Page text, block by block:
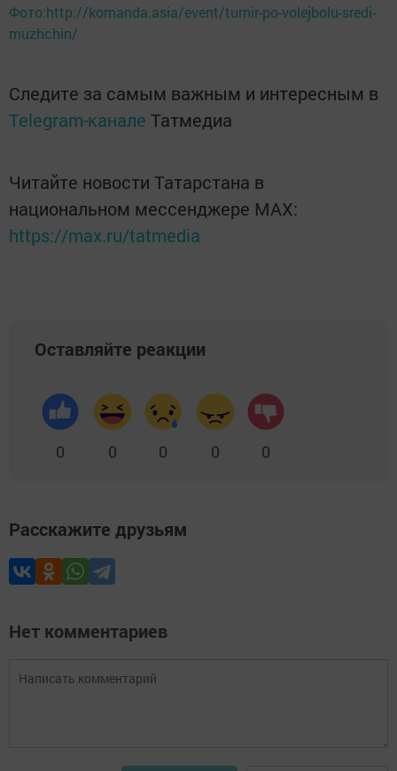
Фото:http://komanda.asia/event/turnir-po-volejbolu-sredi-
muzhchin/
Следите за самым важным и интересным в
Telegram-канале Татмедиа
Читайте новости Татарстана в
национальном мессенджере MАХ:
https://max.ru/tatmedia
Оставляйте реакции
0 0 0 0 0
Расскажите друзьям
Нет комментариев